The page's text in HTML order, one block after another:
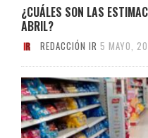
¿CUÁLES SON LAS
ABRIL?
REDACCIÓN IR 5 MAYO,